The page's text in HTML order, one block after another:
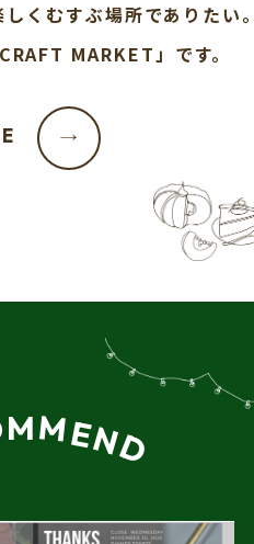
くむすぶ場所でありたい
MARKET」です。
→
MMEND